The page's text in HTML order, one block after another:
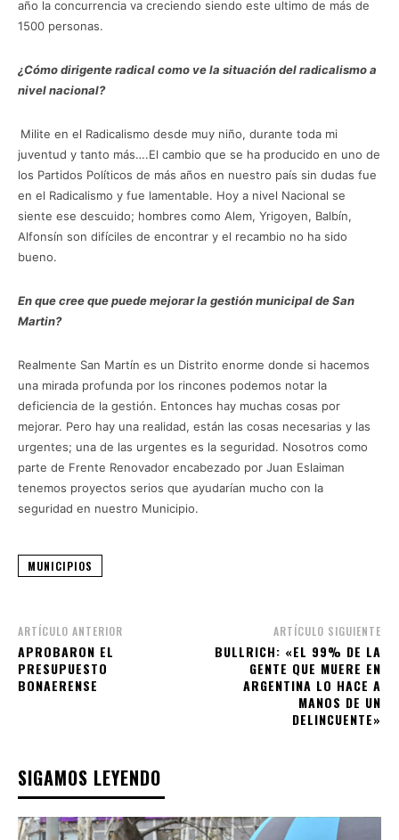
año la concurrencia va creciendo siendo este ultimo de más de
1500 personas.
¿Cómo dirigente radical como ve la situación del radicalismo a
nivel nacional?
Milite en el Radicalismo desde muy niño, durante toda mi
juventud y tanto más….El cambio que se ha producido en uno de
los Partidos Políticos de más años en nuestro país sin dudas fue
en el Radicalismo y fue lamentable. Hoy a nivel Nacional se
siente ese descuido; hombres como Alem, Yrigoyen, Balbín,
Alfonsín son difíciles de encontrar y el recambio no ha sido
bueno.
En que cree que puede mejorar la gestión municipal de San
Martin?
Realmente San Martín es un Distrito enorme donde si hacemos
una mirada profunda por los rincones podemos notar la
deficiencia de la gestión. Entonces hay muchas cosas por
mejorar. Pero hay una realidad, están las cosas necesarias y las
urgentes; una de las urgentes es la seguridad. Nosotros como
parte de Frente Renovador encabezado por Juan Eslaiman
tenemos proyectos serios que ayudarían mucho con la
seguridad en nuestro Municipio.
MUNICIPIOS
ARTÍCULO ANTERIOR
APROBARON EL
PRESUPUESTO
BONAERENSE
ARTÍCULO SIGUIENTE
BULLRICH: «EL 99% DE LA
GENTE QUE MUERE EN
ARGENTINA LO HACE A
MANOS DE UN
DELINCUENTE»
SIGAMOS LEYENDO